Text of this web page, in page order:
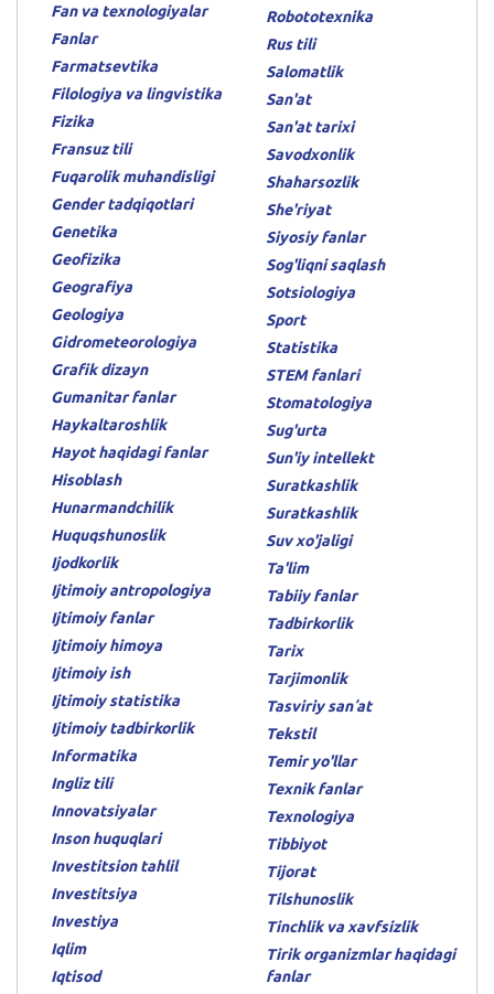
Fan va texnologiyalar
Fanlar
Farmatsevtika
Filologiya va lingvistika
Fizika
Fransuz tili
Fuqarolik muhandisligi
Gender tadqiqotlari
Genetika
Geofizika
Geografiya
Geologiya
Gidrometeorologiya
Grafik dizayn
Gumanitar fanlar
Haykaltaroshlik
Hayot haqidagi fanlar
Hisoblash
Hunarmandchilik
Huquqshunoslik
Ijodkorlik
Ijtimoiy antropologiya
Ijtimoiy fanlar
Ijtimoiy himoya
Ijtimoiy ish
Ijtimoiy statistika
Ijtimoiy tadbirkorlik
Informatika
Ingliz tili
Innovatsiyalar
Inson huquqlari
Investitsion tahlil
Investitsiya
Investiya
Iqlim
Iqtisod
Robototexnika
Rus tili
Salomatlik
San'at
San'at tarixi
Savodxonlik
Shaharsozlik
She'riyat
Siyosiy fanlar
Sog'liqni saqlash
Sotsiologiya
Sport
Statistika
STEM fanlari
Stomatologiya
Sug'urta
Sun'iy intellekt
Suratkashlik
Suratkashlik
Suv xo'jaligi
Ta'lim
Tabiiy fanlar
Tadbirkorlik
Tarix
Tarjimonlik
Tasviriy sanʼat
Tekstil
Temir yo'llar
Texnik fanlar
Texnologiya
Tibbiyot
Tijorat
Tilshunoslik
Tinchlik va xavfsizlik
Tirik organizmlar haqidagi
fanlar